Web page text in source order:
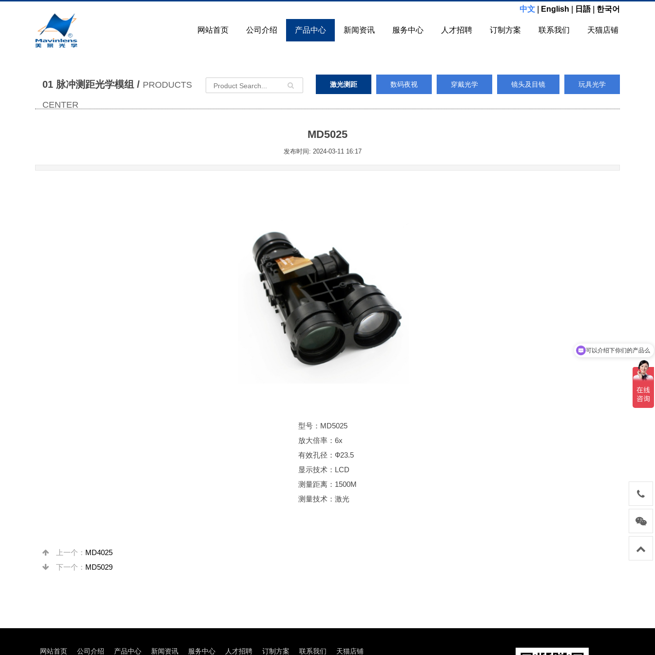
中文 English 日語| 한국어
网站首页 公司介绍 产品中心 新闻资讯 服务中心 人才招聘 订制方案 联系我们 天猫店铺
01 脉冲测距光学模组 / PRODUCTS
CENTER
激光测距 数码夜视 穿戴光学 镜头及目镜 玩具光学
MD5025
发布时间: 2024-03-11 16:17
型号：MD5025
放大倍率：6x
有效孔径：Ф23.5
显示技术：LCD
测量距离：1500M
测量技术：激光
上一个： MD4025
下一个： MD5029
网站首页 公司介绍 产品中心 新闻资讯 服务中心 人才招聘 订制方案 联系我们 天猫店铺
可以介绍下你们的产品么